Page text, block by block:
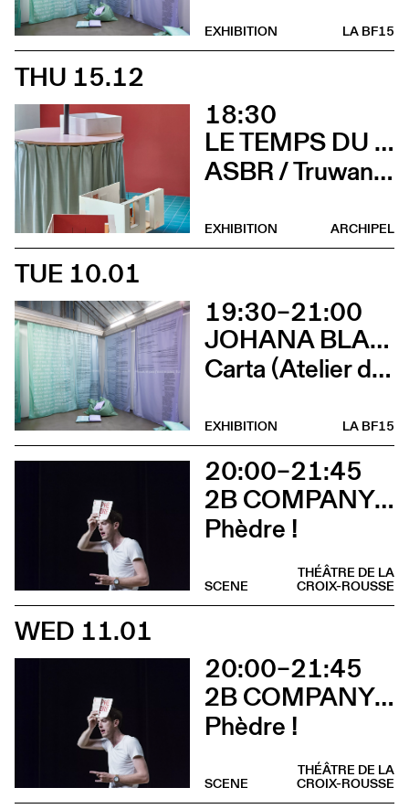
LA BF15
EXHIBITION
THU 15.12
18:30
LE TEMPS DU DÉTAIL. EXTRAITS D’ARCHITECTURE SUISSE CONTEMPORAINE
ASBR / Truwant + Rodet +, Boltshauser Architekten AG, Buol & Zünd, COCI, Wilfried Dechau, Rahbaran Hürzeler Architects, Rapin Saiz Architectes (Vernissage)
ARCHIPEL
EXHIBITION
TUE 10.01
19:30–21:00
JOHANA BLANC ET SIMONE HOLLIGER
Carta (Atelier d’écriture de Johana Blanc)
LA BF15
EXHIBITION
20:00–21:45
2B COMPANY - FRANÇOIS GREMAUD
Phèdre !
THÉÂTRE DE LA
CROIX-ROUSSE
SCENE
WED 11.01
20:00–21:45
2B COMPANY - FRANÇOIS GREMAUD
Phèdre !
THÉÂTRE DE LA
CROIX-ROUSSE
SCENE